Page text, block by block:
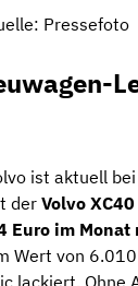
Pressefoto
ist aktuell bei
der Volvo
Euro im Monat
Wert von